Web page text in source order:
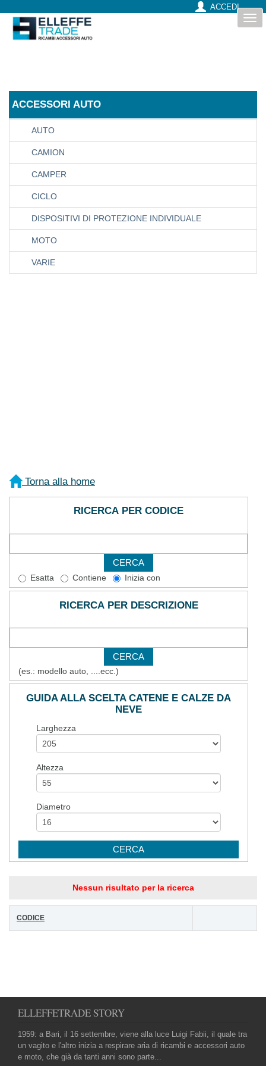
ACCEDI
ACCESSORI AUTO
AUTO
CAMION
CAMPER
CICLO
DISPOSITIVI DI PROTEZIONE INDIVIDUALE
MOTO
VARIE
Torna alla home
RICERCA PER CODICE
Esatta Contiene Inizia con
RICERCA PER DESCRIZIONE
(es.: modello auto, ....ecc.)
GUIDA ALLA SCELTA CATENE E CALZE DA
NEVE
Larghezza
Altezza
Diametro
Nessun risultato per la ricerca
CODICE
ELLEFFETRADE STORY
1959: a Bari, il 16 settembre, viene alla luce Luigi Fabii, il quale tra
un vagito e l'altro inizia a respirare aria di ricambi e accessori auto
e moto, che già da tanti anni sono parte...